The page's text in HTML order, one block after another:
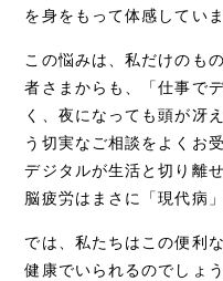
を身をもって体感していま
この悩みは、私だけのも
者さまからも、「仕事で
く、夜になっても頭が冴
う切実なご相談をよくお
デジタルが生活と切り離
脳疲労はまさに「現代病
では、私たちはこの便利
健康でいられるのでしょ